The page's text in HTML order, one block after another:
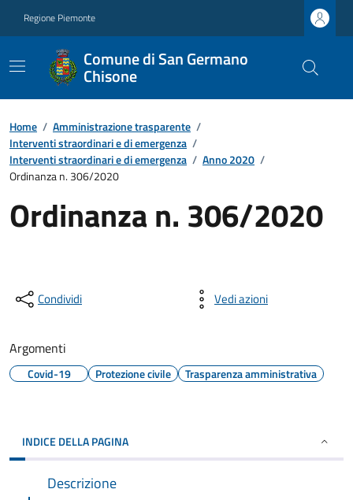
Regione Piemonte
Comune di San Germano
Chisone
Home / Amministrazione trasparente /
Interventi straordinari e di emergenza /
Interventi straordinari e di emergenza / Anno 2020 /
Ordinanza n. 306/2020
Ordinanza n. 306/2020
Condividi Vedi azioni
Argomenti
Covid-19 Protezione civile Trasparenza amministrativa
INDICE DELLA PAGINA
Descrizione